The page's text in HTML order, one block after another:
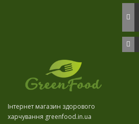
Інтернет магазин здорового
харчування greenfood.in.ua